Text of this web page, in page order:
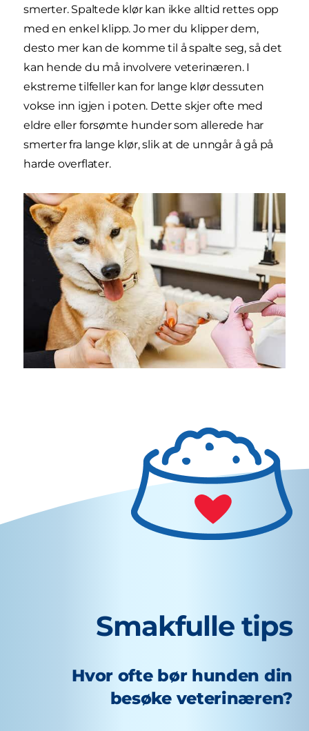
smerter. Spaltede klør kan ikke alltid rettes opp
med en enkel klipp. Jo mer du klipper dem,
desto mer kan de komme til å spalte seg, så det
kan hende du må involvere veterinæren. I
ekstreme tilfeller kan for lange klør dessuten
vokse inn igjen i poten. Dette skjer ofte med
eldre eller forsømte hunder som allerede har
smerter fra lange klør, slik at de unngår å gå på
harde overflater.
Smakfulle tips
Hvor ofte bør hunden din
besøke veterinæren?